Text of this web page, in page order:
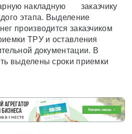
накладную заказчику
этапа. Выделение
производится заказчиком
ТРУ и оставления
документации. В
выделены сроки приемки